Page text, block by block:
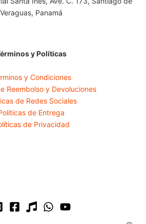
Veraguas, Panamá
y Políticas
y Condiciones
Reembolso y Devoluciones
de Redes Sociales
de Entrega
de Privacidad